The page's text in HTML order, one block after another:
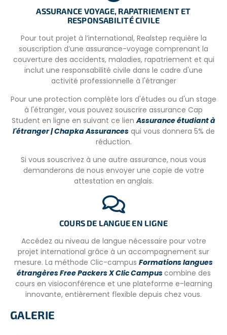
– Chaque dortoir dispose de sa propre salle de bain avec 1
toilette et 1 douche à eau chaude.
– Wi-Fi.
– Service de nettoyage.
Machines à laveravec coût supplémentaire (environ
8USD par lessive).
– Espace commun pour se détendre et partager avec les
autres volontaires du projet
LES REPAS
Les repas ne sont pas inclusIl y a une
cuisinière, four, micro-ondes). Les volontaires peuvent
conserver leur nourriture et leurs boissons dans les
réfrigérateurs. Le déjeuner peut être apporté au centre,
Chaque volontaire reçoit un coffre sécurisé pour ses
effets personnels. Les espaces communs sont
entretenus régulièrement et l’équipe sur place ainsi que
les volontaires participent ensemble pour le bien-être de
tous.
TRANSFERT
Vous arriverez à
ASSURANCE VOYAGE, RAPATRIEMENT ET
RESPONSABILITÉ CIVILE
Pour tout projet à l’international, Realstep requière la
souscription d’une assurance-voyage comprenant la
couverture des accidents, maladies, rapatriement et qui
inclut une responsabilité civile dans le cadre d'une
activité professionnelle à l'étranger
Pour une protection complète lors d'études ou d'un stage
à l'étranger, vous pouvez souscrire assurance Cap
Student en ligne en suivant ce lienAssurance étudiant à
l'étranger | Chapka Assurancesqui vous donnera 5% de
réduction.
Si vous souscrivez à une autre assurance, nous vous
demanderons de nous envoyer une copie de votre
attestation en anglais.
COURS DE LANGUE EN LIGNE
Accédez au niveau de langue nécessaire pour votre
projet international grâce à un accompagnement sur
mesure. La méthode Clic-campus Formations langues
étrangères Free Packers X Clic Campuscombine des
cours en visioconférence et une plateforme e-learning
innovante, entièrement flexible depuis chez vous.
GALERIE